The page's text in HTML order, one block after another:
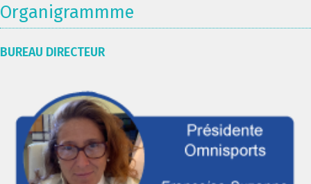
Organigrammme
BUREAU DIRECTEUR